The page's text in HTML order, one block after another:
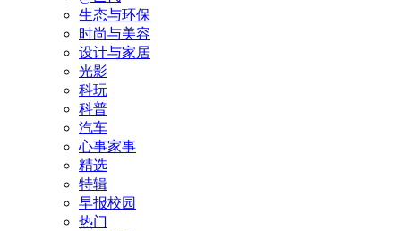
生态与环保
时尚与美容
设计与家居
光影
科玩
科普
汽车
心事家事
精选
特辑
早报校园
热门